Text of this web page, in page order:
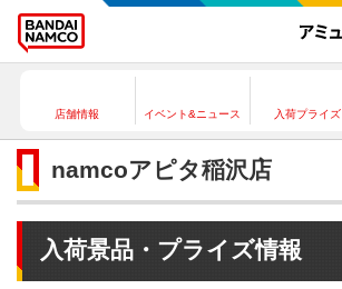
店舗情報 イベント&ニュース 入荷プライズ
namcoアピタ稲沢店
入荷景品・プライズ情報